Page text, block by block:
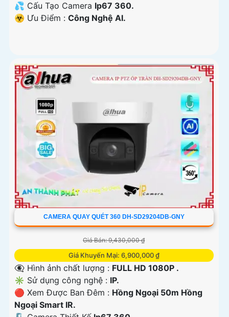
💦 Cấu Tạo Camera Ip67 360.
️☣️ Ưu Điểm : Công Nghệ AI.
CAMERA QUAY QUÉT 360 DH-SD29204DB-GNY
Giá Bán: 9,430,000 ₫
Giá Khuyến Mại: 6,900,000 ₫
👁️‍🗨 Hình ảnh chất lượng : FULL HD 1080P .
✳️ Sử dụng công nghệ : IP.
🔴 Xem Được Ban Đêm : Hồng Ngoại 50m Hồng
Ngoại Smart IR.